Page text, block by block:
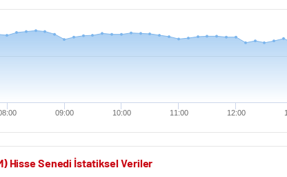
09:00 10:00 11:00 12:00
Hisse Senedi İstatiksel Veriler